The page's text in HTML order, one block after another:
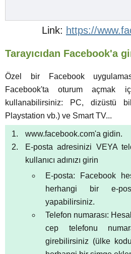
https://
Tarayıcıdan Facebook'a
Özel bir Facebook
Facebook'ta oturum açmak
kullanabilirsiniz: PC, dizüstü
Playstation vb.) ve Smart TV...
www.facebook.com'a gidin.
E-posta adresinizi VEYA
kullanıcı adınızı girin
E-posta: Facebook
herhangi bir e-
yapabilirsiniz.
Telefon numarası:
cep telefonu
girebilirsiniz (ülke